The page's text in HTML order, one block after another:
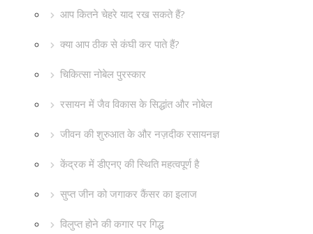
आप कितने चेहरे याद रख सकते हैं?
क्या आप ठीक से कंघी कर पाते हैं?
चिकित्सा नोबेल पुरस्कार
रसायन में जैव विकास के सिद्धांत और नोबेल
जीवन की शुरुआत के और नज़दीक रसायनज्ञ
केंद्रक में डीएनए की स्थिति महत्वपूर्ण है
सुप्त जीन को जगाकर कैंसर का इलाज
विलुप्त होने की कगार पर गिद्ध